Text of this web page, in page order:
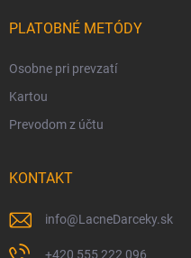
PLATOBNÉ METÓDY
Osobne pri prevzatí
Kartou
Prevodom z účtu
KONTAKT
info@LacneDarceky.sk
+420 555 222 096